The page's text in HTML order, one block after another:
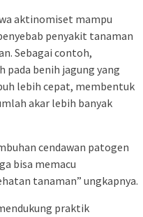
aktinomiset mampu
penyakit tanaman
Sebagai contoh,
pada benih jagung yang
lebih cepat, membentuk
akar lebih banyak
cendawan patogen
bisa memacu
tanaman” ungkapnya.
praktik